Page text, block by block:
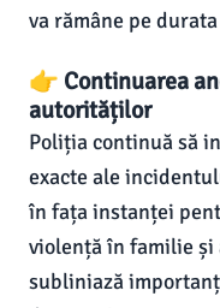
va rămâne pe
👉 Continuarea
autorităților
Poliția continuă să
exacte ale
în fața instanței
violență în familie
subliniază